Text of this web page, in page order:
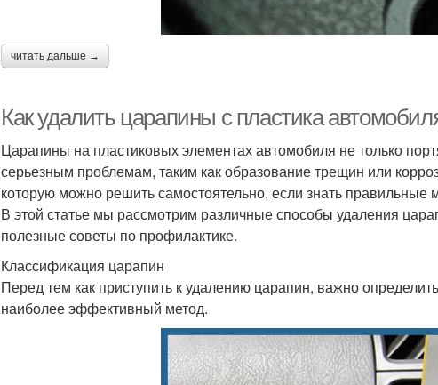
читать дальше →
Как удалить царапины с пластика
Царапины на пластиковых элементах автомобиля не только
серьезным проблемам, таким как образование трещин или
которую можно решить самостоятельно, если знать
В этой статье мы рассмотрим различные способы удаления
полезные советы по профилактике.
Классификация царапин
Перед тем как приступить к удалению царапин, важно
наиболее эффективный метод.